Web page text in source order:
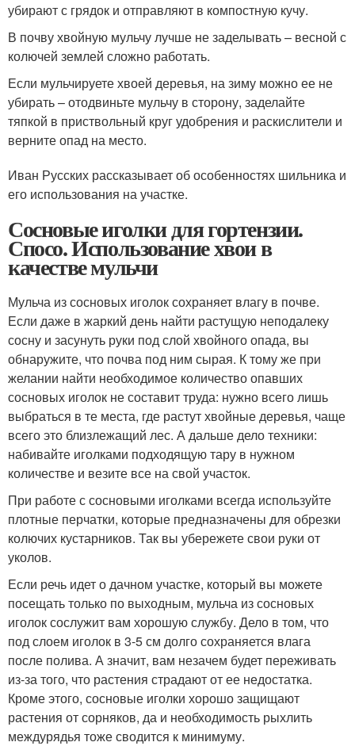
убирают с грядок и отправляют в компостную кучу.
В почву хвойную мульчу лучше не заделывать – весной с
колючей землей сложно работать.
Если мульчируете хвоей деревья, на зиму можно ее не
убирать – отодвиньте мульчу в сторону, заделайте
тяпкой в приствольный круг удобрения и раскислители и
верните опад на место.
Иван Русских рассказывает об особенностях шильника и
его использования на участке.
Сосновые иголки для гортензии.
Спосо. Использование хвои в
качестве мульчи
Мульча из сосновых иголок сохраняет влагу в почве.
Если даже в жаркий день найти растущую неподалеку
сосну и засунуть руки под слой хвойного опада, вы
обнаружите, что почва под ним сырая. К тому же при
желании найти необходимое количество опавших
сосновых иголок не составит труда: нужно всего лишь
выбраться в те места, где растут хвойные деревья, чаще
всего это близлежащий лес. А дальше дело техники:
набивайте иголками подходящую тару в нужном
количестве и везите все на свой участок.
При работе с сосновыми иголками всегда используйте
плотные перчатки, которые предназначены для обрезки
колючих кустарников. Так вы убережете свои руки от
уколов.
Если речь идет о дачном участке, который вы можете
посещать только по выходным, мульча из сосновых
иголок сослужит вам хорошую службу. Дело в том, что
под слоем иголок в 3-5 см долго сохраняется влага
после полива. А значит, вам незачем будет переживать
из-за того, что растения страдают от ее недостатка.
Кроме этого, сосновые иголки хорошо защищают
растения от сорняков, да и необходимость рыхлить
междурядья тоже сводится к минимуму.